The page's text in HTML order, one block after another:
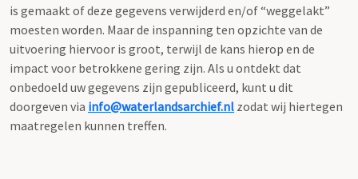
is gemaakt of deze gegevens verwijderd en/of “weggelakt”
moesten worden. Maar de inspanning ten opzichte van de
uitvoering hiervoor is groot, terwijl de kans hierop en de
impact voor betrokkene gering zijn. Als u ontdekt dat
onbedoeld uw gegevens zijn gepubliceerd, kunt u dit
doorgeven via info@waterlandsarchief.nl zodat wij hiertegen
maatregelen kunnen treffen.